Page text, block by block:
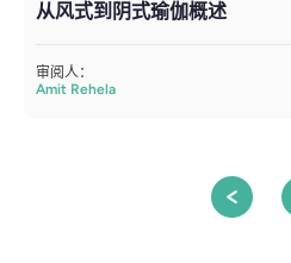
从风式到阴式瑜伽概述
审阅人：
Amit Rehela